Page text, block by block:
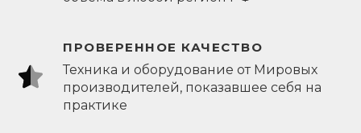
ПРОВЕРЕННОЕ КАЧЕСТВО
Техника и оборудование от Мировых
производителей, показавшее себя на
практике